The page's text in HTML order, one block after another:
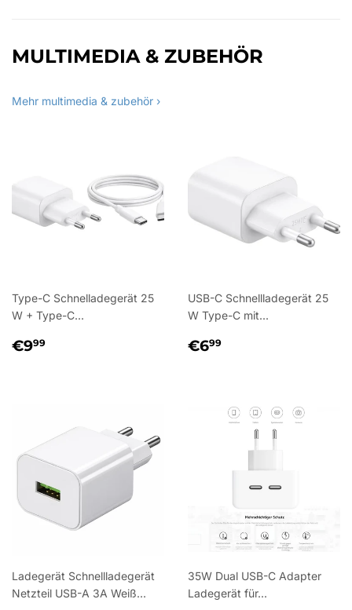
MULTIMEDIA & ZUBEHÖR
Mehr multimedia & zubehör ›
Type-C Schnelladegerät 25
W + Type-C...
NORMALER
€999
USB-C Schnellladegerät 25
W Type-C mit...
NORMALER
€699
Ladegerät Schnellladegerät
Netzteil USB-A 3A Weiß...
35W Dual USB-C Adapter
Ladegerät für...